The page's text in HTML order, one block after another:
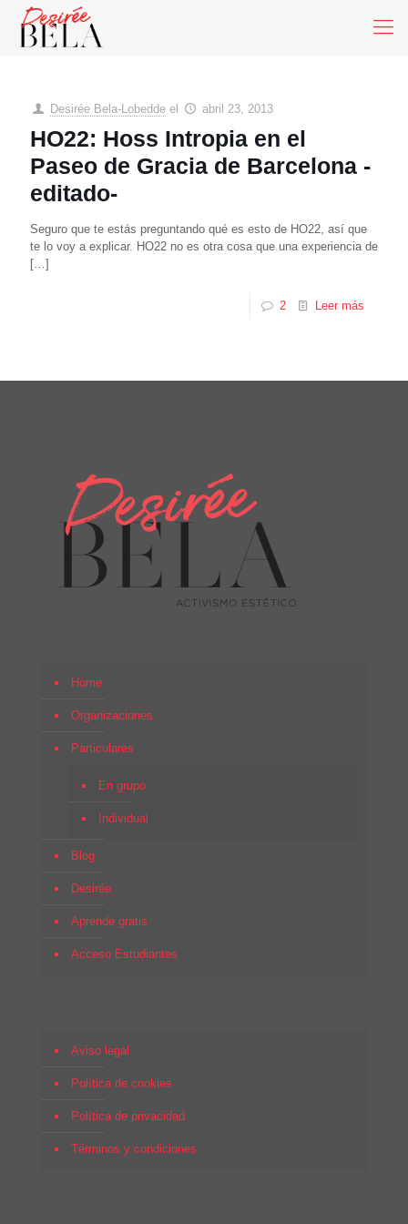
Desirée Bela-Lobedde el abril 23, 2013
HO22: Hoss Intropia en el
Paseo de Gracia de Barcelona -
editado-
Seguro que te estás preguntando qué es esto de HO22, así que
te lo voy a explicar. HO22 no es otra cosa que una experiencia de
[…]
2 Leer más
Home
Organizaciones
Particulares
En grupo
Individual
Blog
Desirée
Aprende gratis
Acceso Estudiantes
Aviso legal
Política de cookies
Política de privacidad
Términos y condiciones